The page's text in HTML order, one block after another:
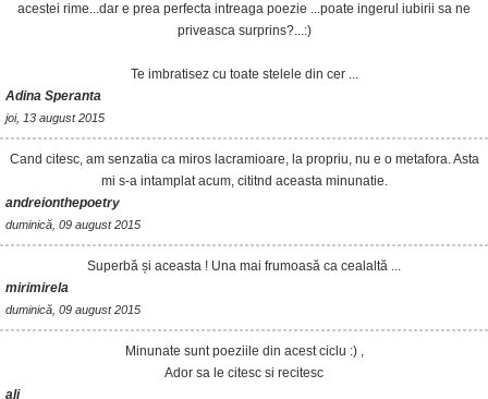
acestei rime...dar e prea perfecta intreaga poezie ...poate ingerul iubirii sa ne
priveasca surprins?...:)
Te imbratisez cu toate stelele din cer ...
Adina Speranta
joi, 13 august 2015
Cand citesc, am senzatia ca miros lacramioare, la propriu, nu e o metafora. Asta
mi s-a intamplat acum, cititnd aceasta minunatie.
andreionthepoetry
duminică, 09 august 2015
Superbă și aceasta ! Una mai frumoasă ca cealaltă ...
mirimirela
duminică, 09 august 2015
Minunate sunt poeziile din acest ciclu :) ,
Ador sa le citesc si recitesc
ali